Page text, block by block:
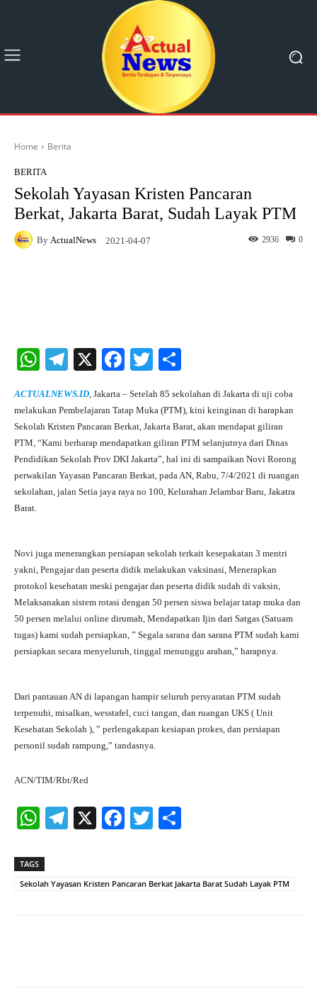
Home Berita
BERITA
Sekolah Yayasan Kristen Pancaran
Berkat, Jakarta Barat, Sudah Layak PTM
By ActualNews 2021-04-07 0
2936
W
ts
A
pp
Te
gr
a
m
X
Fa
bo
ok
T
tte
r
re
ACTUALNEWS.ID, Jakarta – Setelah 85 sekolahan di Jakarta di uji coba
melakukan Pembelajaran Tatap Muka (PTM), kini keinginan di harapkan
Sekolah Kristen Pancaran Berkat, Jakarta Barat, akan mendapat giliran
PTM, “Kami berharap mendapatkan giliran PTM selanjutnya dari Dinas
Pendidikan Sekolah Prov DKI Jakarta”, hal ini di sampaikan Novi Rorong
perwakilan Yayasan Pancaran Berkat, pada AN, Rabu, 7/4/2021 di ruangan
sekolahan, jalan Setia jaya raya no 100, Kelurahan Jelambar Baru, Jakatra
Barat.
Novi juga menerangkan persiapan sekolah terkait kesepakatan 3 mentri
yakni, Pengajar dan peserta didik melakukan vaksinasi, Menerapkan
protokol kesehatan meski pengajar dan peserta didik sudah di vaksin,
Melaksanakan sistem rotasi dengan 50 persen siswa belajar tatap muka dan
50 persen melalui online dirumah, Mendapatkan Ijin dari Satgas (Satuam
tugas) kami sudah persiapkan, ” Segala sarana dan sarana PTM sudah kami
persiapkan secara menyeluruh, tinggal menunggu arahan,” harapnya.
Dari pantauan AN di lapangan hampir seluruh persyaratan PTM sudah
terpenuhi, misalkan, wesstafel, cuci tangan, dan ruangan UKS ( Unit
Kesehatan Sekolah ), ” perlengakapan kesiapan prokes, dan persiapan
personil sudah rampung,” tandasnya.
ACN/TIM/Rbt/Red
W
ts
A
Te
a
X
Fa
ok
T
r
TAGS
Sekolah Yayasan Kristen Pancaran Berkat Jakarta Barat Sudah Layak PTM